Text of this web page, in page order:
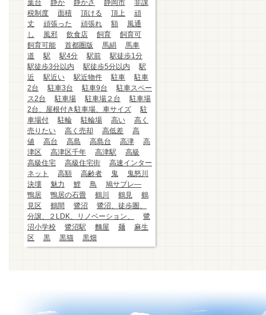
葉台
静か 静かさ 静岡市
非課
税制度
面積 頂ける 頂上
頑
丈
頑張った 頑張れ 額
風通
し
風邪 飲食店 飼育
飼育可
飼育可能
首都圏版 馬絹
馬車
道
駅 駅4分 駅前
駅徒歩1分
駅徒歩3分以内
駅徒歩5分以内
駅
近
駅近い 駅近物件 駐車
駐車
2台
駐車3台 駐車9台
駐車スペー
ス2台
駐車場 駐車場２台
駐車場
2台、屋根付き駐車場、車サイズ
駐
車場付
駐輪 駐輪場 高い
高く
売りたい
高く売却 高低差
高
値
高台 高島 高島台 高津
高
津区
高津区千年 高津駅
高級
高級住宅
高級住宅街
高速インター
ネット
高額 高齢者 鬼
鬼怒川
決壊
魅力 鯉 鳥
鳩サブレ―
鴨居
鴨居の石畳 鶴川 鶴見
鶴
見区
鶴間 鷺沼
鷺沼、徒歩圏、
分譲、２LDK、リノベーション、
鷺
沼小学校
鷺沼駅 麵屋 麺
麻生
区
黒 黒猫 黒畑